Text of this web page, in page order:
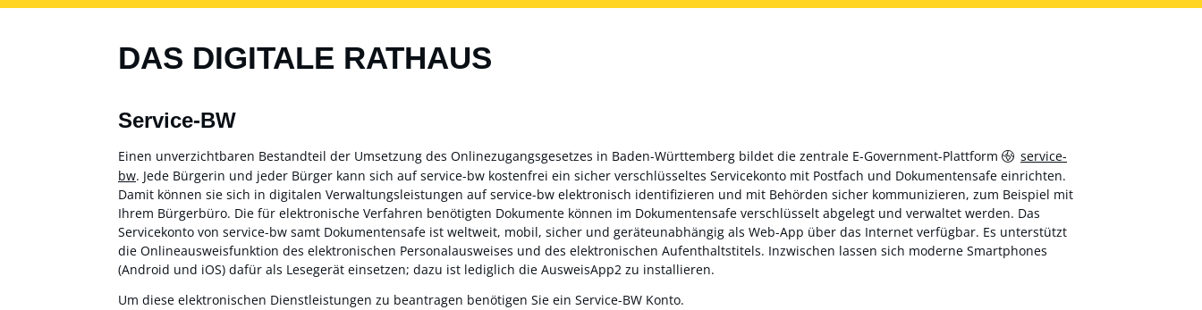
DAS DIGITALE RATHAUS
Service-BW
Einen unverzichtbaren Bestandteil der Umsetzung des Onlinezugangsgesetzes in Baden-Württemberg bildet die zentrale E-Government-Plattform
service-
bw. Jede Bürgerin und jeder Bürger kann sich auf service-bw kostenfrei ein sicher verschlüsseltes Servicekonto mit Postfach und Dokumentensafe einrichten.
Damit können sie sich in digitalen Verwaltungsleistungen auf service-bw elektronisch identifizieren und mit Behörden sicher kommunizieren, zum Beispiel mit
Ihrem Bürgerbüro. Die für elektronische Verfahren benötigten Dokumente können im Dokumentensafe verschlüsselt abgelegt und verwaltet werden. Das
Servicekonto von service-bw samt Dokumentensafe ist weltweit, mobil, sicher und geräteunabhängig als Web-App über das Internet verfügbar. Es unterstützt
die Onlineausweisfunktion des elektronischen Personalausweises und des elektronischen Aufenthaltstitels. Inzwischen lassen sich moderne Smartphones
(Android und iOS) dafür als Lesegerät einsetzen; dazu ist lediglich die AusweisApp2 zu installieren.
Um diese elektronischen Dienstleistungen zu beantragen benötigen Sie ein Service-BW Konto.